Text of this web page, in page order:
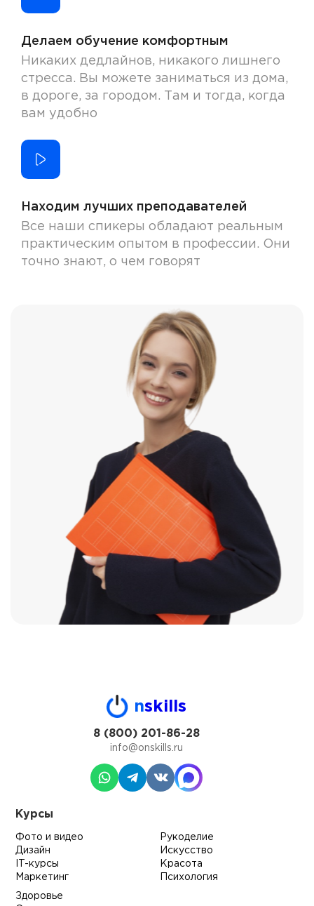
Делаем обучение комфортным
Никаких дедлайнов, никакого лишнего
стресса. Вы можете заниматься из дома,
в дороге, за городом. Там и тогда, когда
вам удобно
Находим лучших преподавателей
Все наши спикеры обладают реальным
практическим опытом в профессии. Они
точно знают, о чем говорят
nskills
8 (800) 201-86-28
info@onskills.ru
Курсы
Фото и видео
Дизайн
IT-курсы
Маркетинг
Рукоделие
Искусство
Красота
Психология
Здоровье